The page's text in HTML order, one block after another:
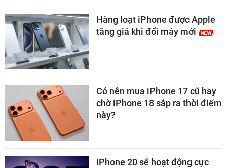
Hàng loạt iPhone được Apple
tăng giá khi đổi máy mới
Có nên mua iPhone 17 cũ hay
chờ iPhone 18 sắp ra thời điểm
này?
iPhone 20 sẽ hoạt động cực